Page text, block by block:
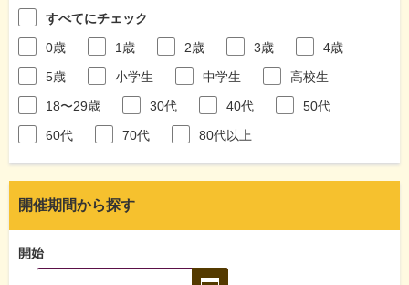
すべてにチェック
0歳
1歳 2歳 3歳
4歳
5歳
小学生 中学生
高校生
18〜29歳
30代 40代
50代
60代
70代 80代以上
開催期間から探す
開始